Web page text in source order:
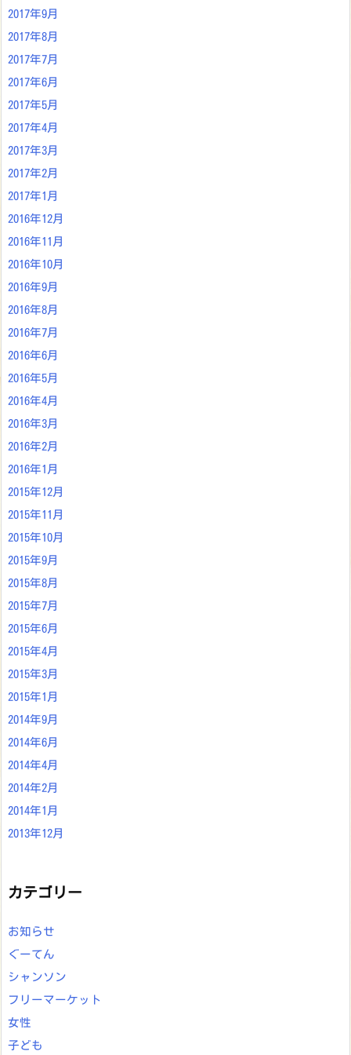
2017年9月
2017年8月
2017年7月
2017年6月
2017年5月
2017年4月
2017年3月
2017年2月
2017年1月
2016年12月
2016年11月
2016年10月
2016年9月
2016年8月
2016年7月
2016年6月
2016年5月
2016年4月
2016年3月
2016年2月
2016年1月
2015年12月
2015年11月
2015年10月
2015年9月
2015年8月
2015年7月
2015年6月
2015年4月
2015年3月
2015年1月
2014年9月
2014年6月
2014年4月
2014年2月
2014年1月
2013年12月
カテゴリー
お知らせ
ぐーてん
シャンソン
フリーマーケット
女性
子ども